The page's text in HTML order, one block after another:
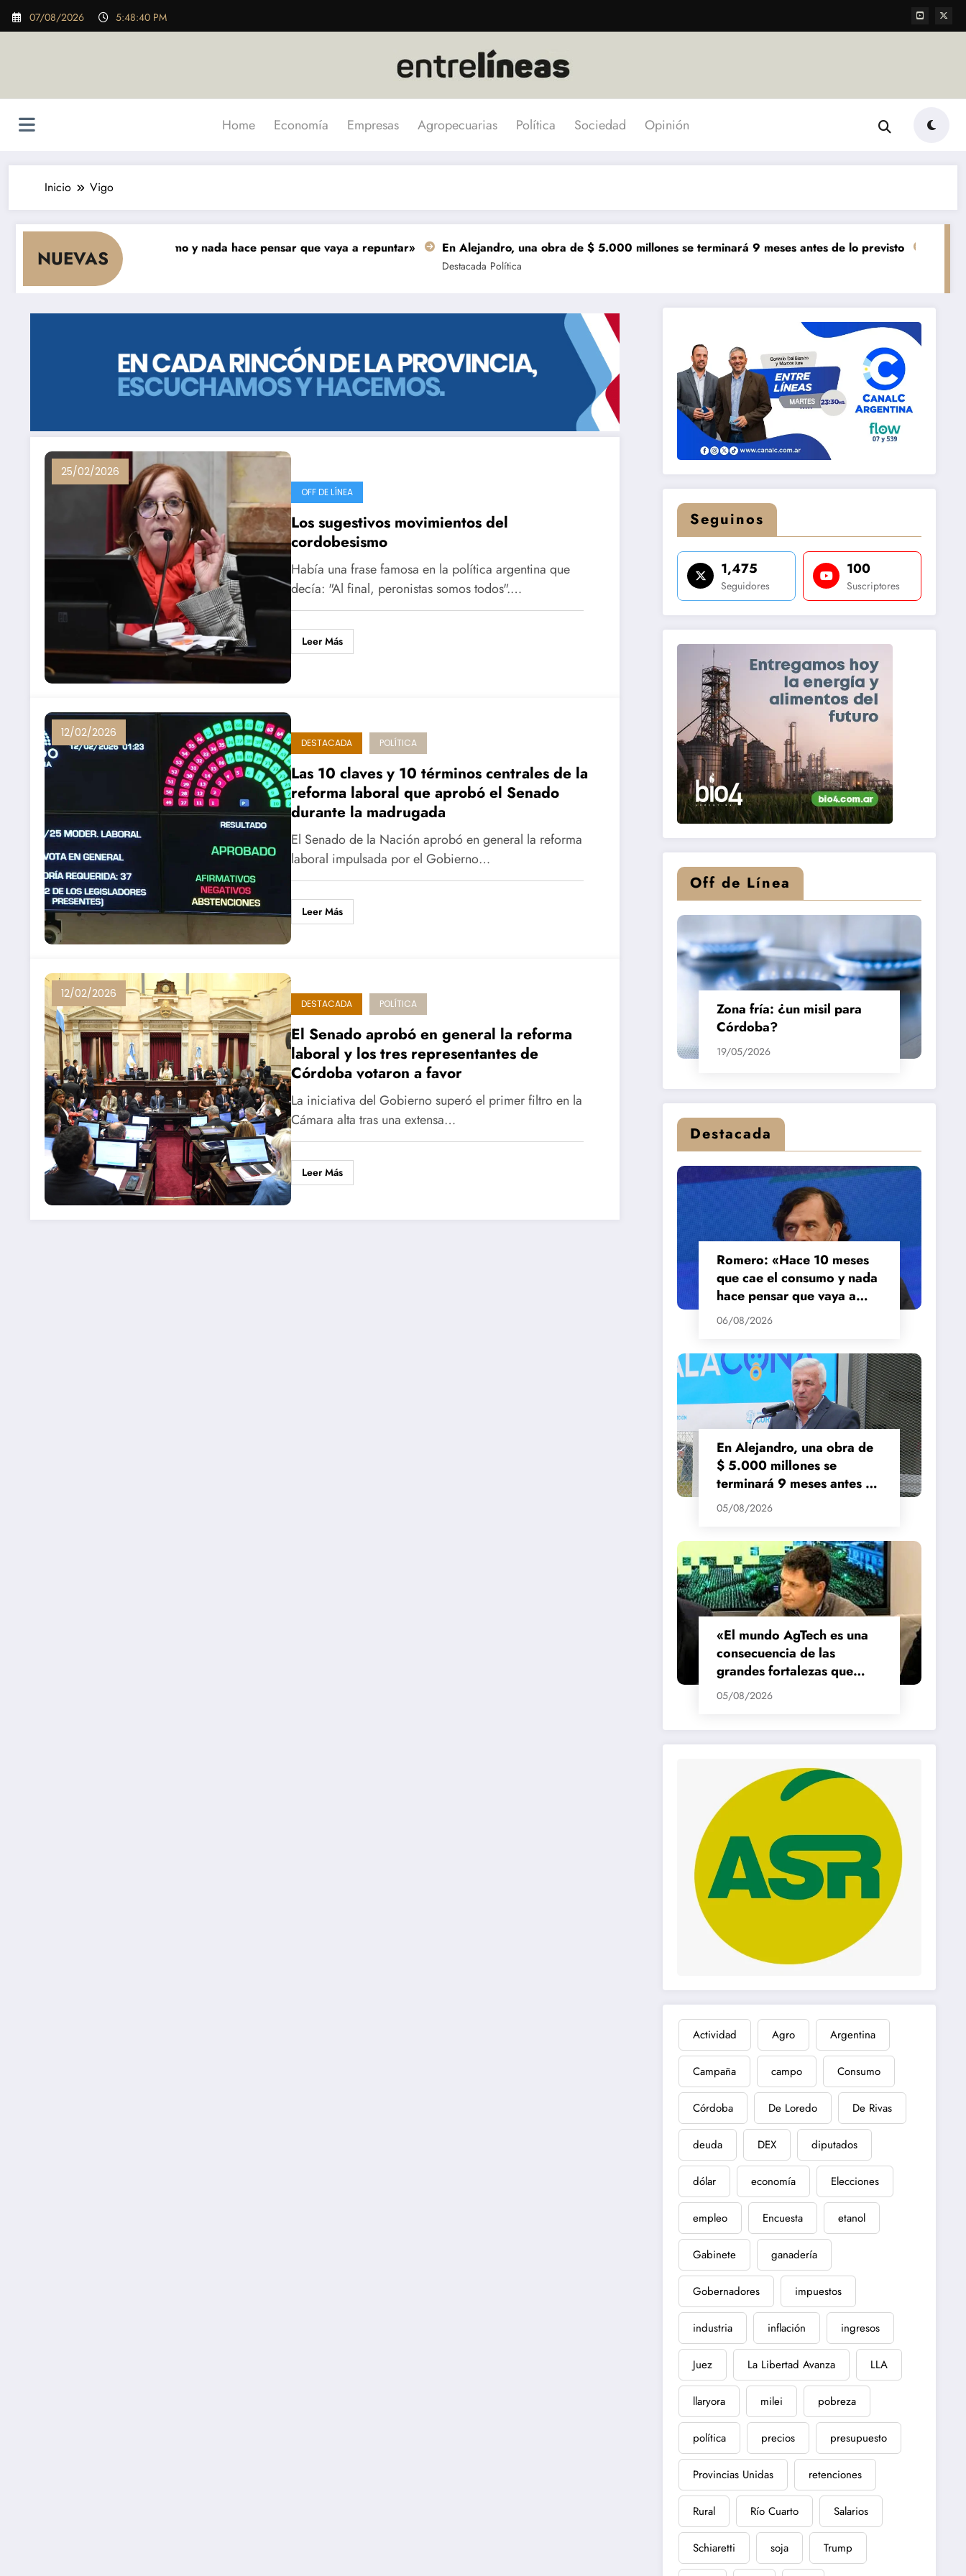
Saltar
07/08/2026 5:48:42 PM
Home Economía Empresas Agropecuarias Política Sociedad Opinión
Inicio Vigo
NUEVAS
que cae el consumo y nada hace pensar que vaya a repuntar» En Alejandro, una obra de $ 5.000 millones se terminará 9 meses antes de lo previsto
Política
«El mundo
25/02/2026
OFF DE LÍNEA
Los sugestivos movimientos del
cordobesismo
Había una frase famosa en la política argentina que
decía: "Al final, peronistas somos todos".…
Leer Más
12/02/2026
DESTACADA POLÍTICA
Las 10 claves y 10 términos centrales de la
reforma laboral que aprobó el Senado
durante la madrugada
El Senado de la Nación aprobó en general la reforma
laboral impulsada por el Gobierno…
Leer Más
12/02/2026
DESTACADA POLÍTICA
El Senado aprobó en general la reforma
laboral y los tres representantes de
Córdoba votaron a favor
La iniciativa del Gobierno superó el primer filtro en la
Cámara alta tras una extensa…
Leer Más
Seguinos
1,475
Seguidores
100
Suscriptores
Off de Línea
Zona fría: ¿un misil para
Córdoba?
19/05/2026
Destacada
Romero: «Hace 10 meses
que cae el consumo y nada
hace pensar que vaya a
repuntar»
06/08/2026
En Alejandro, una obra de
$ 5.000 millones se
terminará 9 meses antes de
lo previsto
05/08/2026
«El mundo AgTech es una
consecuencia de las
grandes fortalezas que
tenemos en la región»
05/08/2026
Actividad Agro Argentina
Campaña campo Consumo
Córdoba De Loredo De Rivas
deuda DEX diputados
dólar economía Elecciones
empleo Encuesta etanol
Gabinete ganadería
Gobernadores impuestos
industria inflación ingresos
Juez La Libertad Avanza LLA
llaryora milei pobreza
política precios presupuesto
Provincias Unidas retenciones
Rural Río Cuarto Salarios
Schiaretti soja Trump